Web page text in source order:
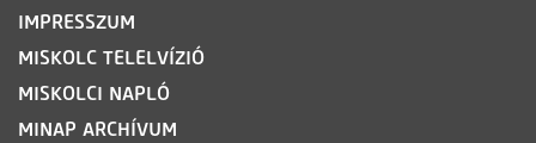
IMPRESSZUM
MISKOLC TELELVÍZIÓ
MISKOLCI NAPLÓ
MINAP ARCHÍVUM